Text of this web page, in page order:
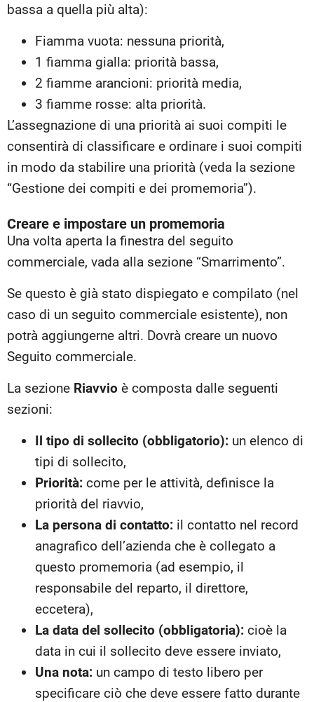
bassa a quella più alta):
Fiamma vuota: nessuna priorità,
1 fiamma gialla: priorità bassa,
2 fiamme arancioni: priorità media,
3 fiamme rosse: alta priorità.
L’assegnazione di una priorità ai suoi compiti le
consentirà di classificare e ordinare i suoi compiti
in modo da stabilire una priorità (veda la sezione
“Gestione dei compiti e dei promemoria”).
Creare e impostare un promemoria
Una volta aperta la finestra del seguito
commerciale, vada alla sezione “Smarrimento”.
Se questo è già stato dispiegato e compilato (nel
caso di un seguito commerciale esistente), non
potrà aggiungerne altri. Dovrà creare un nuovo
Seguito commerciale.
La sezione Riavvio è composta dalle seguenti
sezioni:
Il tipo di sollecito (obbligatorio): un elenco di
tipi di sollecito,
Priorità: come per le attività, definisce la
priorità del riavvio,
La persona di contatto: il contatto nel record
anagrafico dell’azienda che è collegato a
questo promemoria (ad esempio, il
responsabile del reparto, il direttore,
eccetera),
La data del sollecito (obbligatoria): cioè la
data in cui il sollecito deve essere inviato,
Una nota: un campo di testo libero per
specificare ciò che deve essere fatto durante